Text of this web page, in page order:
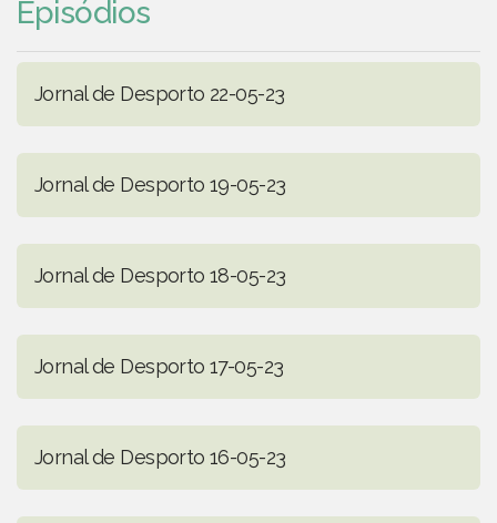
Episódios
Jornal de Desporto 22-05-23
Jornal de Desporto 19-05-23
Jornal de Desporto 18-05-23
Jornal de Desporto 17-05-23
Jornal de Desporto 16-05-23